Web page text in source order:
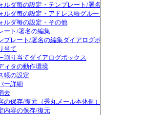
ルダ毎の設定・テンプレート/署名・HTMLメー
ルダ毎の設定・アドレス帳グループ
ルダ毎の設定・その他
ート/署名の編集
プレート/署名の編集ダイアログボックス
当て
割り当てダイアログボックス
ィタの動作環境
帳の設定
ー詳細
去
の保存/復元（秀丸メール本体側）
内容の保存/復元